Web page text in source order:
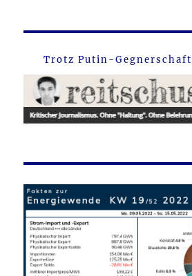
Trotz Putin-